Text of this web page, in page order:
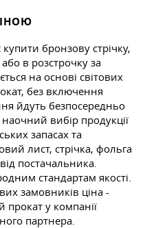
бронзову стрічку,
в розстрочку за
на основі світових
без включення
йдуть безпосередньо
вибір продукції
запасах та
лист, стрічка, фольга
постачальника.
стандартам якості.
замовників ціна -
у компанії
партнера.